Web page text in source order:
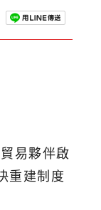
易夥伴啟
重建制度